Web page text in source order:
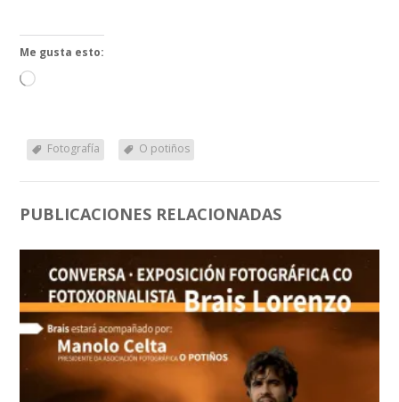
Me gusta esto:
Cargando...
Fotografía O potiños
PUBLICACIONES RELACIONADAS